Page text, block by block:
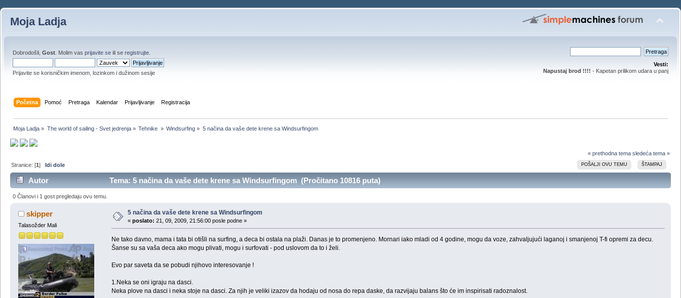
Moja Ladja
Dobrodošli, Gost . Molim vas prijavite se ili se registrujte
Prijavite se korisničkim imenom, lozinkom i dužinom sesije
Vesti:
Napustaj brod !!!! - Kapetan prilikom udara u panj
Početna Pomoć Pretraga Kalendar Prijavljivanje Registracija
Moja Ladja » The world of sailing - Svet jedrenja» Tehnike » Windsurfing » 5 načina da vaše dete krene sa Windsurfingom
« prethodna tema sledeća tema »
POŠALJI OVU TEMU ŠTAMPAJ
Stranice: [1]Idi dole
Autor Tema: 5 načina da vaše dete krene sa Windsurfingom (Pročitano 10816 puta)
0 Članovi i 1 gost pregledaju ovu temu.
skipper
Talasožder Mali
5 načina da vaše dete krene sa Windsurfingom
« poslato: 21, 09, 2009, 21:56:00 posle podne »
Ne tako davno, mama i tata bi otišli na surfing, a deca bi ostala na plaži. Danas je to promenjeno. Mornari iako mladi od 4 godine, mogu da voze, zahvaljujući laganoj i smanjenoj T-fi opremi za decu.
Šanse su sa vaša deca ako mogu plivati, mogu i surfovati - pod uslovom da to i želi.
Evo par saveta da se pobudi njihovo interesovanje !
1.Neka se oni igraju na dasci.
Neka plove na dasci i neka stoje na dasci. Za njih je veliki izazov da hodaju od nosa do repa daske, da razvijaju balans što će im inspirisati radoznalost.